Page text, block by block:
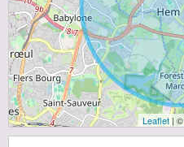
Leaflet| ©